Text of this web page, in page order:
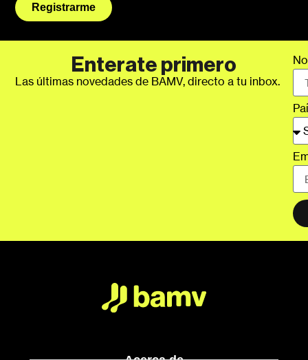
Registrarme
Enterate primero
Las últimas novedades de BAMV, directo a tu inbox.